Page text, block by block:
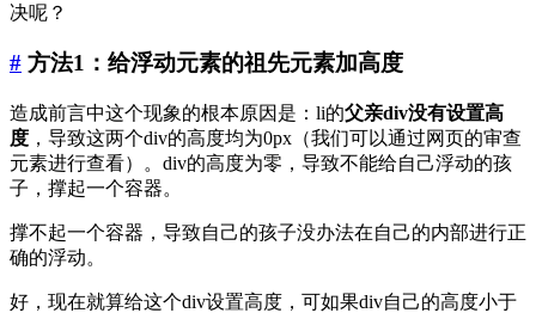
决呢？
# 方法1：给浮动元素的祖先元素加高度
造成前言中这个现象的根本原因是：li的父亲div没有设置高
度 ，导致这两个div的高度均为0px（我们可以通过网页的审查
元素进行查看）。div的高度为零，导致不能给自己浮动的孩
子，撑起一个容器。
撑不起一个容器，导致自己的孩子没办法在自己的内部进行正
确的浮动。
好，现在就算给这个div设置高度，可如果div自己的高度小于